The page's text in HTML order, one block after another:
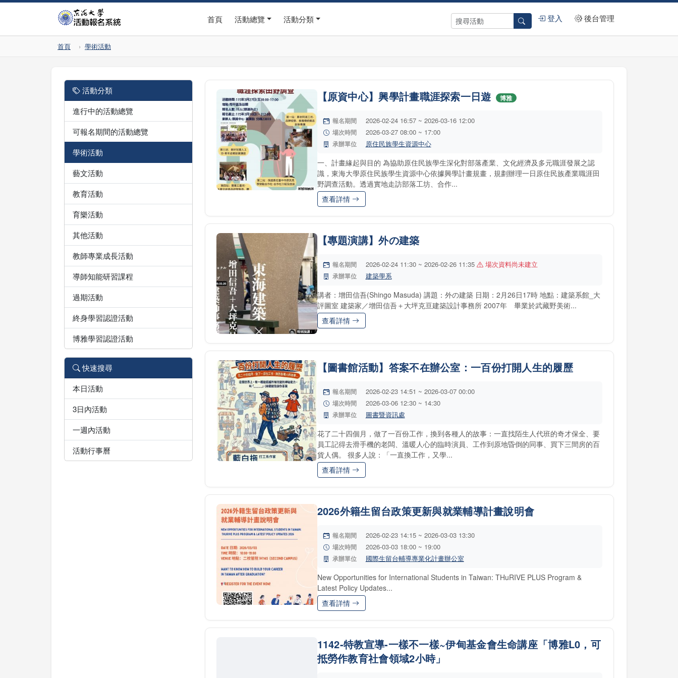
首頁 活動總覽 活動分類 登入 後台管理
首頁 學術活動
活動分類
進行中的活動總覽
可報名期間的活動總覽
學術活動
藝文活動
教育活動
育樂活動
其他活動
教師專業成長活動
導師知能研習課程
過期活動
終身學習認證活動
博雅學習認證活動
快速搜尋
本日活動
3日內活動
一週內活動
活動行事曆
【原資中心】興學計畫職涯探索一日遊 博雅
報名期間 2026-02-24 16:57 ~ 2026-03-16 12:00
場次時間 2026-03-27 08:00 ~ 17:00
承辦單位 原住民族學生資源中心
一、計畫緣起與目的 為協助原住民族學生深化對部落產業、文化經濟及多元職涯發展之認
識，東海大學原住民族學生資源中心依據興學計畫規畫，規劃辦理一日原住民族產業職涯田
野調查活動。透過實地走訪部落工坊、合作...
查看詳情
【專題演講】外の建築
報名期間 2026-02-24 11:30 ~ 2026-02-26 11:35 場次資料尚未建立
承辦單位 建築學系
講者：增田信吾(Shingo Masuda) 講題：外の建築 日期：2月26日17時 地點：建築系館_大
評圖室 建築家／增田信吾＋大坪克亘建築設計事務所 2007年 畢業於武藏野美術...
查看詳情
【圖書館活動】答案不在辦公室：一百份打開人生的履歷
報名期間 2026-02-23 14:51 ~ 2026-03-07 00:00
場次時間 2026-03-06 12:30 ~ 14:30
承辦單位 圖書暨資訊處
花了二十四個月，做了一百份工作，換到各種人的故事：一直找陌生人代班的奇才保全、要
員工記得去滑手機的老闆、溫暖人心的臨時演員、工作到原地昏倒的同事、買下三間房的百
貨人偶。 很多人說：「一直換工作，又學...
查看詳情
2026外籍生留台政策更新與就業輔導計畫說明會
報名期間 2026-02-23 14:15 ~ 2026-03-03 13:30
場次時間 2026-03-03 18:00 ~ 19:00
承辦單位 國際生留台輔導專業化計畫辦公室
New Opportunities for International Students in Taiwan: THuRIVE PLUS Program &
Latest Policy Updates...
查看詳情
1142-特教宣導-一樣不一樣~伊甸基金會生命講座「博雅L0，可
抵勞作教育社會領域2小時」